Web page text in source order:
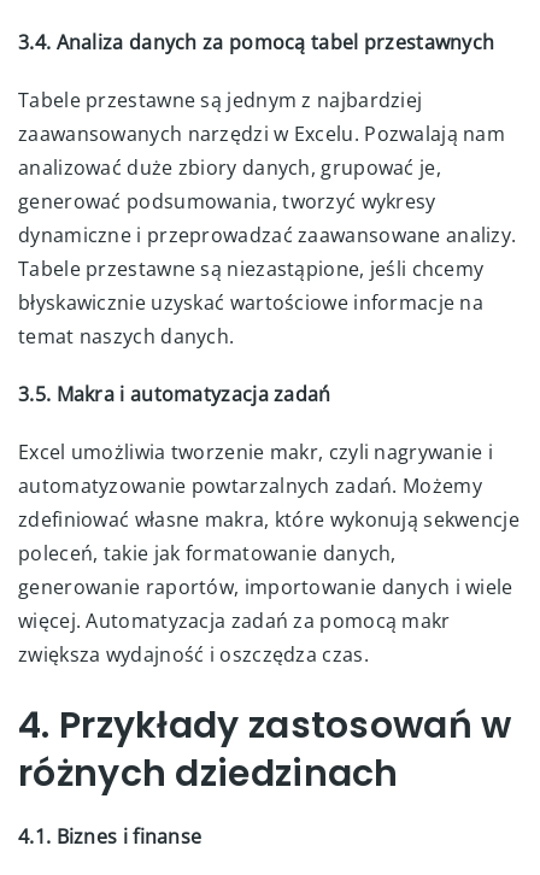
3.4. Analiza danych za pomocą tabel przestawnych
Tabele przestawne są jednym z najbardziej
zaawansowanych narzędzi w Excelu. Pozwalają nam
analizować duże zbiory danych, grupować je,
generować podsumowania, tworzyć wykresy
dynamiczne i przeprowadzać zaawansowane analizy.
Tabele przestawne są niezastąpione, jeśli chcemy
błyskawicznie uzyskać wartościowe informacje na
temat naszych danych.
3.5. Makra i automatyzacja zadań
Excel umożliwia tworzenie makr, czyli nagrywanie i
automatyzowanie powtarzalnych zadań. Możemy
zdefiniować własne makra, które wykonują sekwencje
poleceń, takie jak formatowanie danych,
generowanie raportów, importowanie danych i wiele
więcej. Automatyzacja zadań za pomocą makr
zwiększa wydajność i oszczędza czas.
4. Przykłady zastosowań w
różnych dziedzinach
4.1. Biznes i finanse